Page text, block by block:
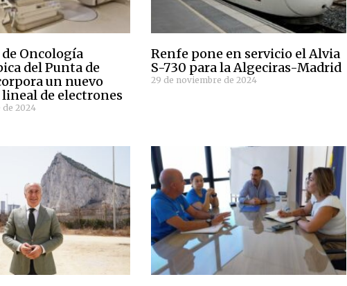
Oncología
del Punta de
un nuevo
lineal de electrones
de 2024
Renfe pone en servicio el Alvia
S-730 para la Algeciras-Madrid
29 de noviembre de 2024